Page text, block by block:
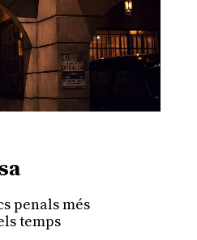
penals més
temps